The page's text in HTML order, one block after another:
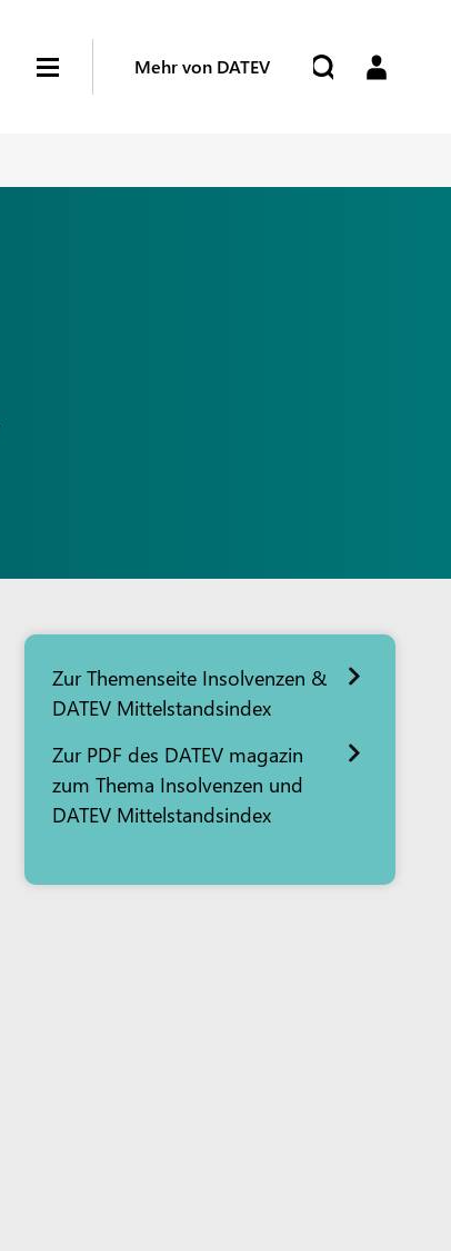
Mehr von DATEV
Zur Themenseite Insolvenzen &
DATEV Mittelstandsindex
Zur PDF des DATEV magazin
zum Thema Insolvenzen und
DATEV Mittelstandsindex